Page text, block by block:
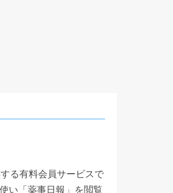
る有料会員サービスで
い「薬事日報」を閲覧